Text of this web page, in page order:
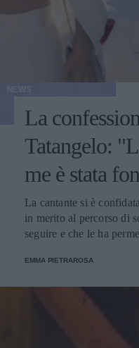
La
Tatangelo:
me è stata
La cantante si è
in merito al percorso di
seguire e che le ha
EMMA PIETRAROSA